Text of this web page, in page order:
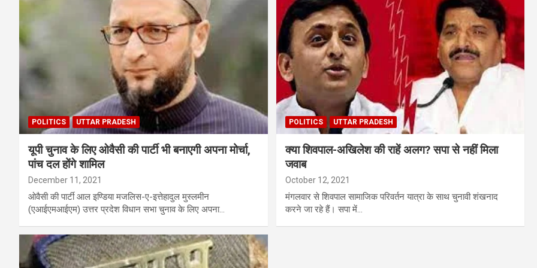
POLITICS UTTAR PRADESH
यूपी चुनाव के लिए ओवैसी की पार्टी भी बनाएगी अपना मोर्चा,
पांच दल होंगे शामिल
December 11, 2021
ओवैसी की पार्टी आल इण्डिया मजलिस-ए-इत्तेहादुल मुस्लमीन
(एआईएमआईएम) उत्तर प्रदेश विधान सभा चुनाव के लिए अपना…
POLITICS UTTAR PRADESH
क्या शिवपाल-अखिलेश की राहें अलग? सपा से नहीं मिला
जवाब
October 12, 2021
मंगलवार से शिवपाल सामाजिक परिवर्तन यात्रा के साथ चुनावी शंखनाद
करने जा रहे हैं। सपा में…